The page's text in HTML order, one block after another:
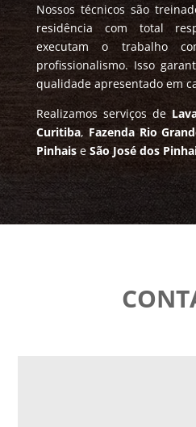
Nossos técnicos são
residência com total
executam o trabalho
profissionalismo. Isso
qualidade apresentado em
Realizamos serviços de
Curitiba, Fazenda Rio
PinhaiseSão José dos